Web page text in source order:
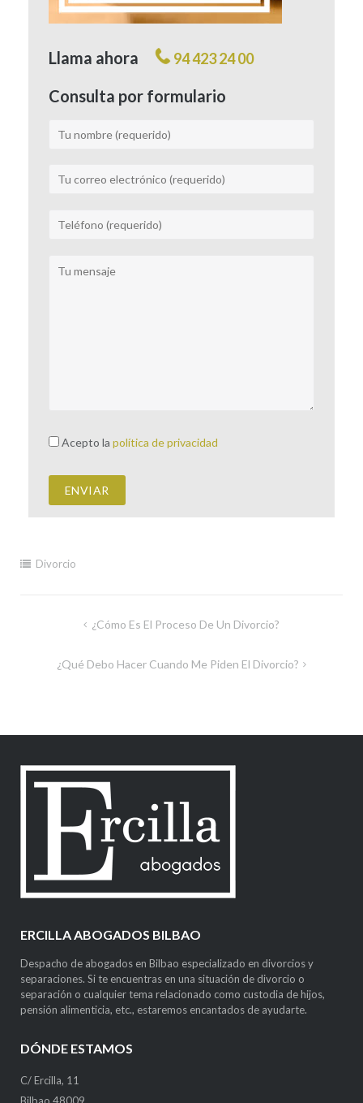
Llama ahora 94 423 24 00
Consulta por formulario
Acepto la política de privacidad
Divorcio
¿Cómo Es El Proceso De Un Divorcio?
¿Qué Debo Hacer Cuando Me Piden El Divorcio?
ERCILLA ABOGADOS BILBAO
Despacho de abogados en Bilbao especializado en divorcios y
separaciones. Si te encuentras en una situación de divorcio o
separación o cualquier tema relacionado como custodia de hijos,
pensión alimenticia, etc., estaremos encantados de ayudarte.
DÓNDE ESTAMOS
C/ Ercilla, 11
Bilbao 48009